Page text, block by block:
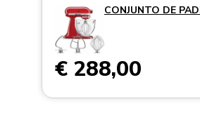
CONJUNTO DE
€ 288,00